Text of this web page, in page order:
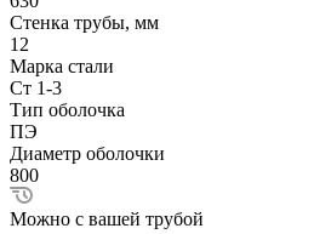
Стенка трубы, мм
12
Марка стали
Ст 1-3
Тип оболочка
ПЭ
Диаметр оболочки
800
Можно с вашей трубой